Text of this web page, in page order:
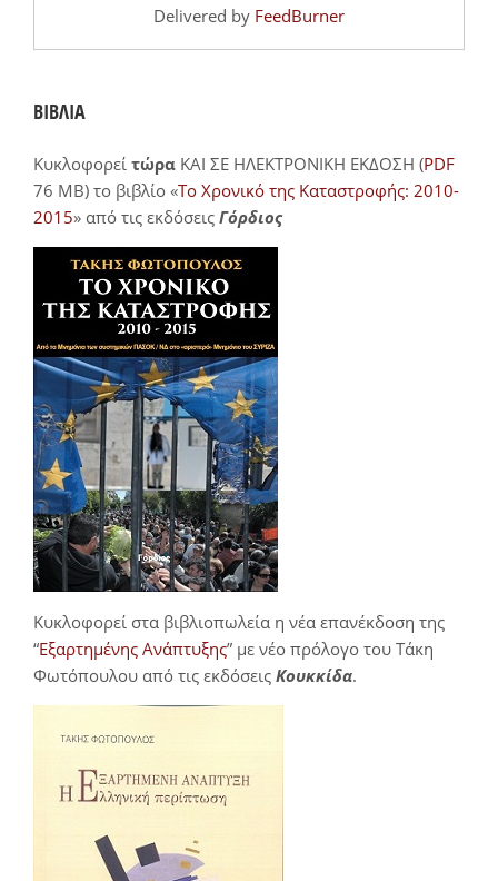
Delivered by FeedBurner
ΒΙΒΛΙΑ
Κυκλοφορεί τώρα ΚΑΙ ΣΕ ΗΛΕΚΤΡΟΝΙΚΗ ΕΚΔΟΣΗ (PDF
76 MB) το βιβλίο «Το Χρονικό της Καταστροφής: 2010-
2015» από τις εκδόσεις Γόρδιος
Κυκλοφορεί στα βιβλιοπωλεία η νέα επανέκδοση της
“Εξαρτημένης Ανάπτυξης” με νέο πρόλογο του Τάκη
Φωτόπουλου από τις εκδόσεις Κουκκίδα.